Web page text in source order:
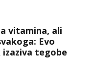
vitamina, ali
Evo
tegobe